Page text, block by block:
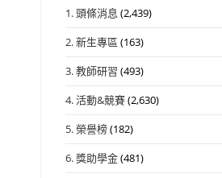
1. 頭條消息 (2,439)
2. 新生專區 (163)
3. 教師研習 (493)
4. 活動&競賽(2,630)
5. 榮譽榜(182)
6. 獎助學金(481)